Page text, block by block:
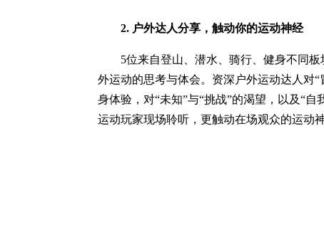
2. 户外达人分享，触动你的运动神经
5位来自登山、潜水、骑行、健身不同板
外运动的思考与体会。资深户外运动达人对
身体验，对“未知”与“挑战”的渴望，以及“
运动玩家现场聆听，更触动在场观众的运动